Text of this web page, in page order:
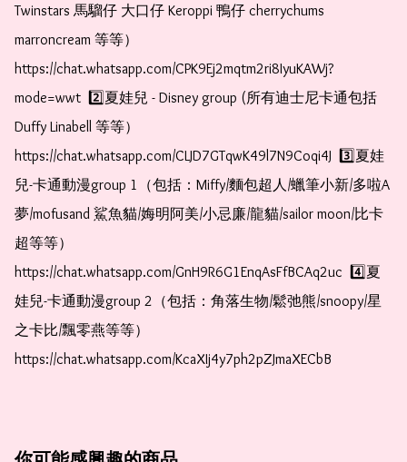
Twinstars 馬騮仔 大口仔 Keroppi 鴨仔 cherrychums
marroncream 等等）
https://chat.whatsapp.com/CPK9Ej2mqtm2ri8IyuKAWj?
mode=wwt  2️⃣夏娃兒 - Disney group (所有迪士尼卡通包括
Duffy Linabell 等等）
https://chat.whatsapp.com/CLJD7GTqwK49l7N9Coqi4J  3️⃣夏娃
兒-卡通動漫group 1（包括：Miffy/麵包超人/蠟筆小新/多啦A
夢/mofusand 鯊魚貓/娒明阿美/小忌廉/龍貓/sailor moon/比卡
超等等）
https://chat.whatsapp.com/GnH9R6G1EnqAsFfBCAq2uc  4️⃣夏
娃兒-卡通動漫group 2（包括：角落生物/鬆弛熊/snoopy/星
之卡比/飄零燕等等）
https://chat.whatsapp.com/KcaXIj4y7ph2pZJmaXECbB